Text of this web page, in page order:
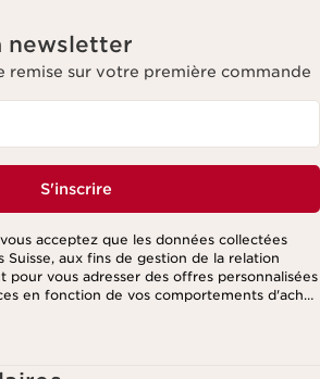
newsletter
remise sur votre première commande
S'inscrire
acceptez que les données collectées
Suisse, aux fins de gestion de la relation
pour vous adresser des offres personnalisées
en fonction de vos comportements d'achat,
vos centres d'intérêts, y compris par
présent dans chaque newsletter.